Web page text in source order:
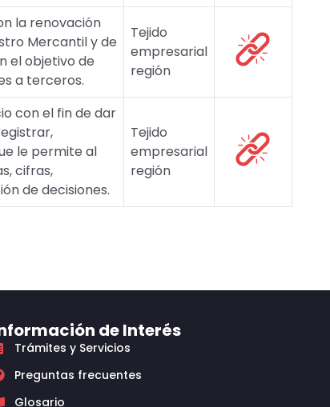
la renovación
Mercantil y de
el objetivo de
a terceros.
Tejido
empresarial
región
con el fin de dar
le permite al
cifras,
de decisiones.
Tejido
empresarial
región
de Interés
Trámites y Servicios
Preguntas frecuentes
Glosario